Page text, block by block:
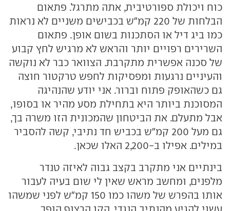
כוח ויכולת ספורטיבית, אתה מתרגל. פתאום
הבלחות של 220 קמ"ש בכבישים משניים לא נראות
כמו ביג דיל או הסתכנות בשום אופן. פתאום
השרירים רפויים יותר והראש לא מרגיש לחץ קבוע
של סכנה אפשרית מתקרבת. הצוואר כבר לא נוקשה
והעיניים נרגעות ומפסיקות לחפש טרקטור חוצה
גם כשהאופק פתוח וברור. אני יודע שהנהיגה
המסוכנת ביותר היא בתחילת מסע מהיר או בסופו,
אבל מתעלם. את הביטחון שהמכונית הזו משרה בך,
גם מעל 200 קמ"ש בכביש חד נתיבי, קשה להסביר
במילים. אפילו ב-2,200 האלו שכאן.
בינתיים אני מתקרב בקצב גבוה לאיזה טנדר
מלפנים, ומחשב מראש שאין לי שום בעיה לעבור
אותו בהפרש של משהו כמו 150 קמ"ש לפני שמשהו